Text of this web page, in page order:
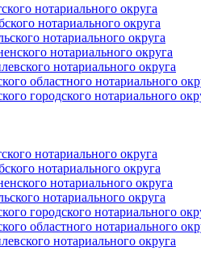
нотариального округа
нотариального округа
нотариального округа
нотариального округа
нотариального округа
областного нотариального
городского нотариального
нотариального округа
нотариального округа
нотариального округа
нотариального округа
городского нотариального
областного нотариального
нотариального округа